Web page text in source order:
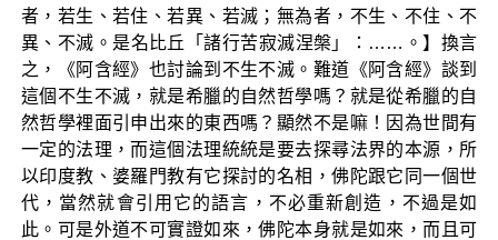
者，若生、若住、若異、若滅；無為者，不生、不住、不
異、不滅。是名比丘「諸行苦寂滅涅槃」：……。】換言
之，《阿含經》也討論到不生不滅。難道《阿含經》談到
這個不生不滅，就是希臘的自然哲學嗎？就是從希臘的自
然哲學裡面引申出來的東西嗎？顯然不是嘛！因為世間有
一定的法理，而這個法理統統是要去探尋法界的本源，所
以印度教、婆羅門教有它探討的名相，佛陀跟它同一個世
代，當然就會引用它的語言，不必重新創造，不過是如
此。可是外道不可實證如來，佛陀本身就是如來，而且可